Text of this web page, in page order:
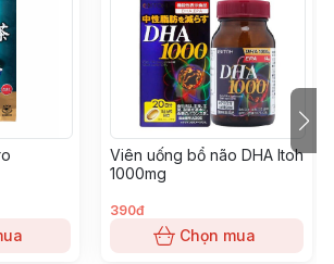
Viên uống bổ não DHA Itoh
1000mg
390đ
Chọn mua